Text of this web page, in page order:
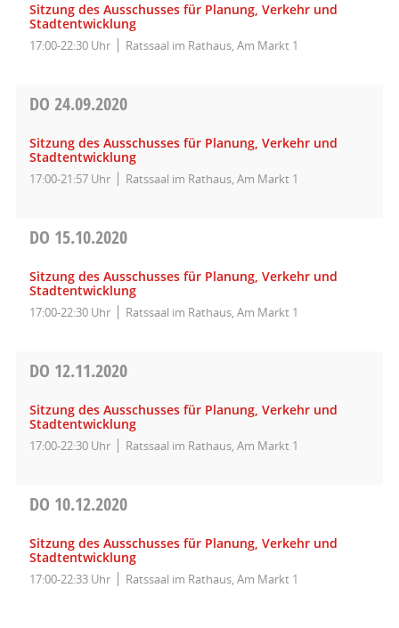
Sitzung des Ausschusses für Planung, Verkehr und
Stadtentwicklung
17:00-22:30 Uhr Ratssaal im Rathaus, Am Markt 1
DO 24.09.2020
Sitzung des Ausschusses für Planung, Verkehr und
Stadtentwicklung
17:00-21:57 Uhr Ratssaal im Rathaus, Am Markt 1
DO 15.10.2020
Sitzung des Ausschusses für Planung, Verkehr und
Stadtentwicklung
17:00-22:30 Uhr Ratssaal im Rathaus, Am Markt 1
DO 12.11.2020
Sitzung des Ausschusses für Planung, Verkehr und
Stadtentwicklung
17:00-22:30 Uhr Ratssaal im Rathaus, Am Markt 1
DO 10.12.2020
Sitzung des Ausschusses für Planung, Verkehr und
Stadtentwicklung
17:00-22:33 Uhr Ratssaal im Rathaus, Am Markt 1